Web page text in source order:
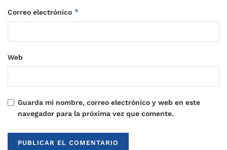
Correo electrónico *
Web
Guarda mi nombre, correo electrónico y web en este
navegador para la próxima vez que comente.